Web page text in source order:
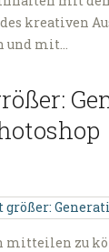
kreativen
und mit…
mitteilen zu